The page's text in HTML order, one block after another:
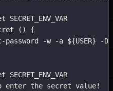
() {
-w -a ${USER} -D
enter the secret value!